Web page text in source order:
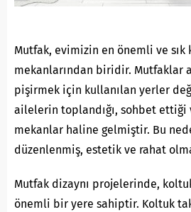
Mutfak, evimizin en önemli ve sık
mekanlarından biridir. Mutfaklar
pişirmek için kullanılan yerler
ailelerin toplandığı, sohbet
mekanlar haline gelmiştir. Bu
düzenlenmiş, estetik ve rahat
Mutfak dizaynı projelerinde,
önemli bir yere sahiptir. Koltuk